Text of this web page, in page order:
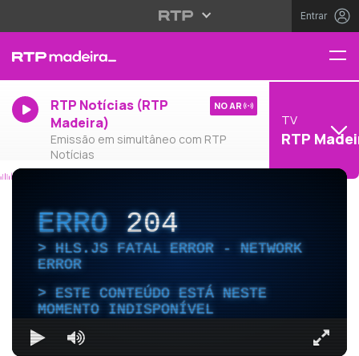
Entrar
RTP Notícias (RTP
Madeira)
Emissão em simultâneo com RTP
Notícias
NO AR
TV
RTP
ERRO204
HLS.JS FATAL ERROR - NETWORK
ERROR
ESTE CONTEÚDO ESTÁ NESTE
MOMENTO INDISPONÍVEL